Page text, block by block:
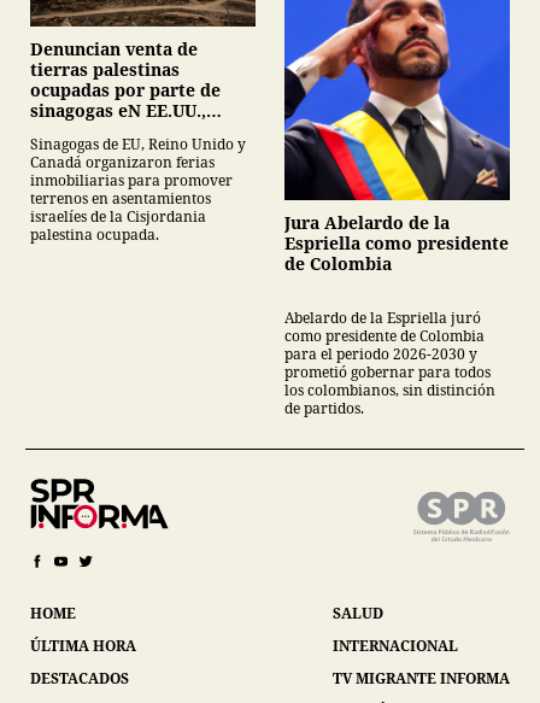
Denuncian venta de
tierras palestinas
ocupadas por parte de
sinagogas eN EE.UU.,
Sinagogas de EU, Reino Unido y
Canadá organizaron ferias
inmobiliarias para promover
terrenos en asentamientos
israelíes de la Cisjordania
palestina ocupada.
Jura Abelardo de la
Espriella como presidente
de Colombia
Abelardo de la Espriella juró
como presidente de Colombia
para el periodo 2026-2030 y
prometió gobernar para todos
los colombianos, sin distinción
de partidos.
HOME
ÚLTIMA HORA
DESTACADOS
SALUD
INTERNACIONAL
TV MIGRANTE INFORMA